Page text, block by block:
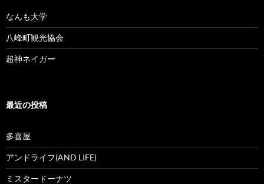
なんも大学
八峰町観光協会
超神ネイガー
最近の投稿
多喜屋
アンドライフ(AND LIFE)
ミスタードーナツ